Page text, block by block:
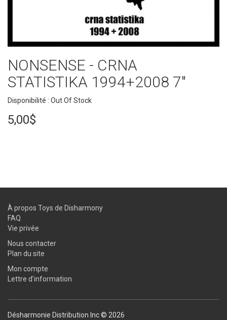
NONSENSE ‎- CRNA
STATISTIKA 1994+2008 7"
Disponibilité : Out Of Stock
5,00$
À propos Toys de Disharmony
FAQ
Vie privée
Nous contacter
Plan du site
Mon compte
Lettre d’information
Désharmonie Distribution Inc © 2026